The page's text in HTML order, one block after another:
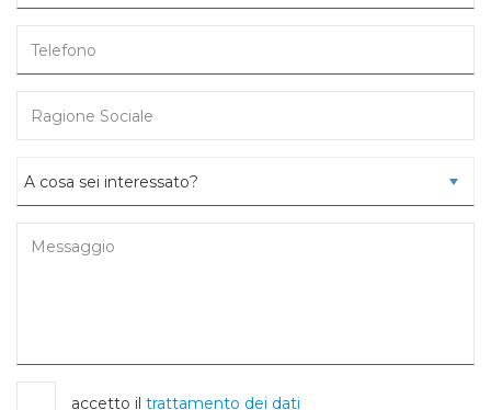
accetto il trattamento dei dati